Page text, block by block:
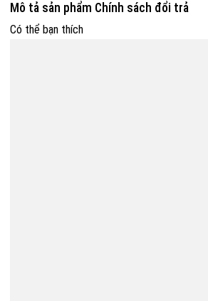
Mô tả sản phẩm Chính sách đổi trả
Có thể bạn thích